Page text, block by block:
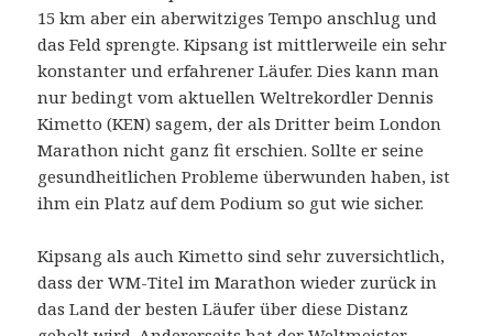
15 km aber ein aberwitziges Tempo anschlug und
das Feld sprengte. Kipsang ist mittlerweile ein sehr
konstanter und erfahrener Läufer. Dies kann man
nur bedingt vom aktuellen Weltrekordler Dennis
Kimetto (KEN) sagem, der als Dritter beim London
Marathon nicht ganz fit erschien. Sollte er seine
gesundheitlichen Probleme überwunden haben, ist
ihm ein Platz auf dem Podium so gut wie sicher.
Kipsang als auch Kimetto sind sehr zuversichtlich,
dass der WM-Titel im Marathon wieder zurück in
das Land der besten Läufer über diese Distanz